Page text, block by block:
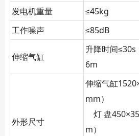
发电机重量
≤45kg
工作噪声
≤85dB
伸缩气缸
升降时间
6m
外形尺寸
伸缩气缸
mm）
灯 盘
m）